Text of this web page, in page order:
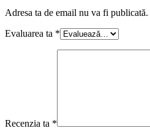
Adresa ta de email nu va fi publicată.
Evaluarea ta *
Recenzia ta *